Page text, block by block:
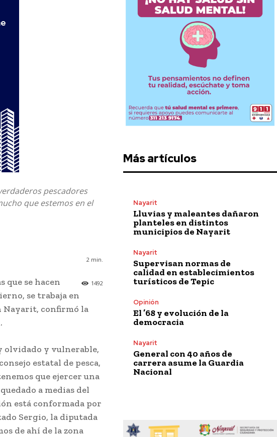
pescadores
que estemos en el
2 min.
1492
que se hacen
se trabaja en
Nayarit, confirmó la
olvidado y vulnerable,
estatal de pesca,
que ejercer una
a medias del
está conformada por
Sergio, la diputada
de ahí de la zona
Más artículos
Nayarit
Lluvias y maleantes dañaron
planteles en distintos
municipios de Nayarit
Nayarit
Supervisan normas de
calidad en establecimientos
turísticos de Tepic
Opinión
El ’68 y evolución de la
democracia
Nayarit
General con 40 años de
carrera asume la Guardia
Nacional